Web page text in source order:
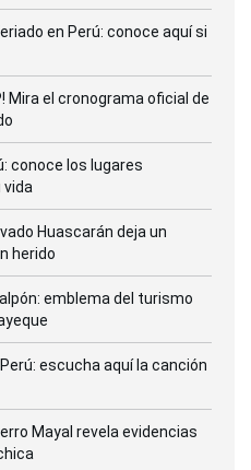
en Perú: conoce aquí si
Mira el cronograma oficial de
conoce los lugares
Huascarán deja un
herido
emblema del turismo
escucha aquí la canción
Mayal revela evidencias